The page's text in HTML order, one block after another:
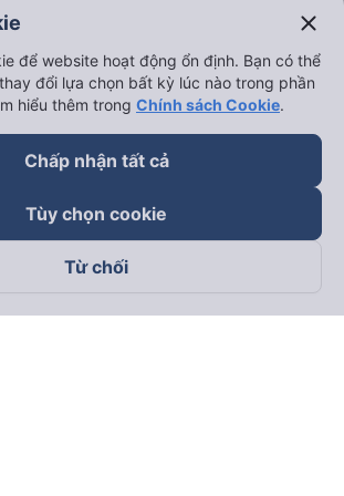
tôi trên
close
để website hoạt động ổn định. Bạn có thể
đổi lựa chọn bất kỳ lúc nào trong phần
hiểu thêm trong Chính sách Cookie.
Chấp nhận tất cả
Tùy chọn cookie
Từ chối